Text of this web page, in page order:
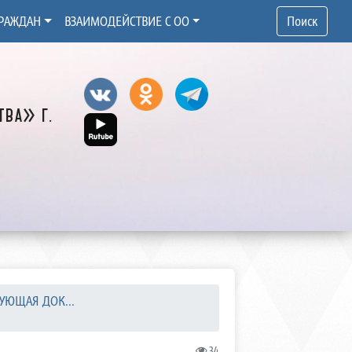
г.
ВЗАИМОДЕЙСТВИЕ С ОО Поиск
ДОК...